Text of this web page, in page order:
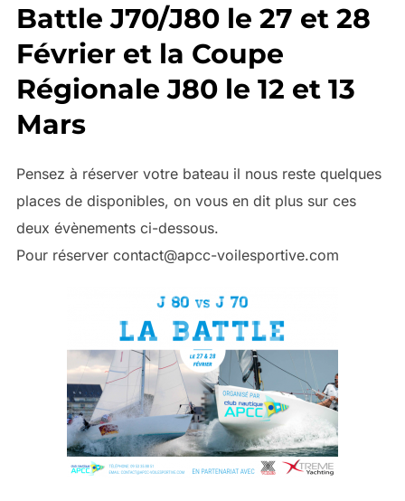
Battle J70/J80 le 27 et 28
Février et la Coupe
Régionale J80 le 12 et 13
Mars
Pensez à réserver votre bateau il nous reste quelques
places de disponibles, on vous en dit plus sur ces
deux évènements ci-dessous.
Pour réserver contact@apcc-voilesportive.com